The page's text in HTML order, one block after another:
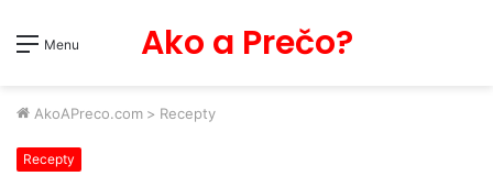
Menu Ako a Prečo?
AkoAPreco.com > Recepty
Recepty